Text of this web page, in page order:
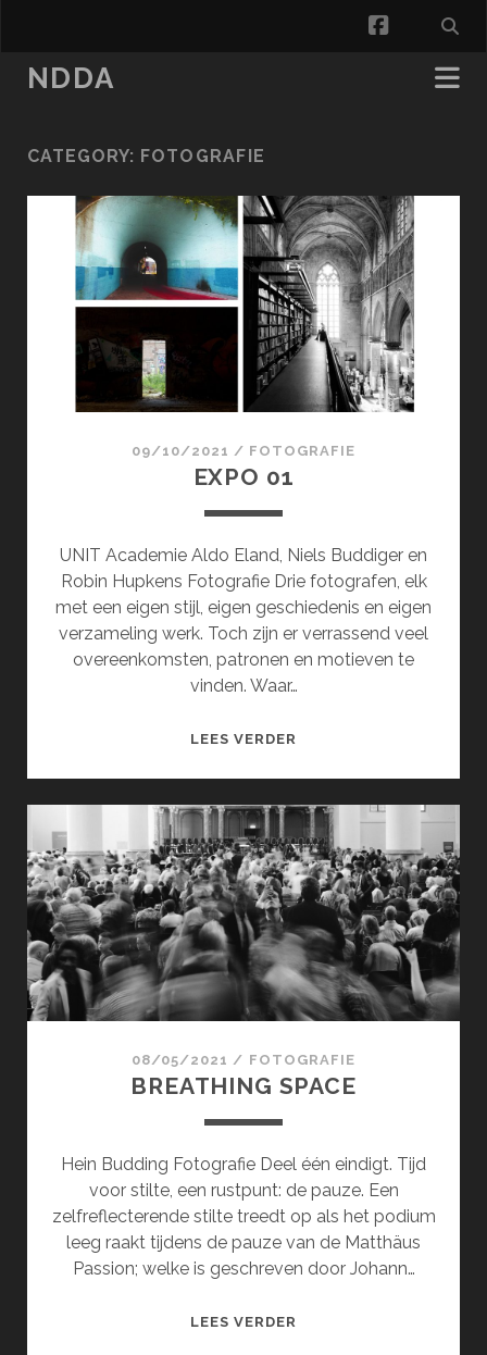
facebook
NDDA
CATEGORY: FOTOGRAFIE
09/10/2021 / FOTOGRAFIE
EXPO 01
UNIT Academie Aldo Eland, Niels Buddiger en
Robin Hupkens Fotografie Drie fotografen, elk
met een eigen stijl, eigen geschiedenis en eigen
verzameling werk. Toch zijn er verrassend veel
overeenkomsten, patronen en motieven te
vinden. Waar…
LEES VERDER
08/05/2021 / FOTOGRAFIE
BREATHING SPACE
Hein Budding Fotografie Deel één eindigt. Tijd
voor stilte, een rustpunt: de pauze. Een
zelfreflecterende stilte treedt op als het podium
leeg raakt tijdens de pauze van de Matthäus
Passion; welke is geschreven door Johann…
LEES VERDER